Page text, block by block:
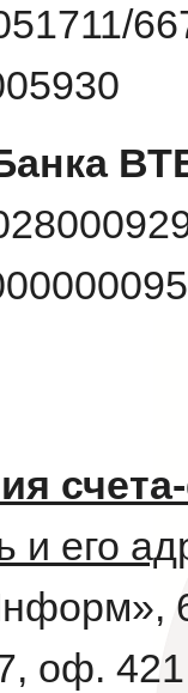
и его
оф. 421